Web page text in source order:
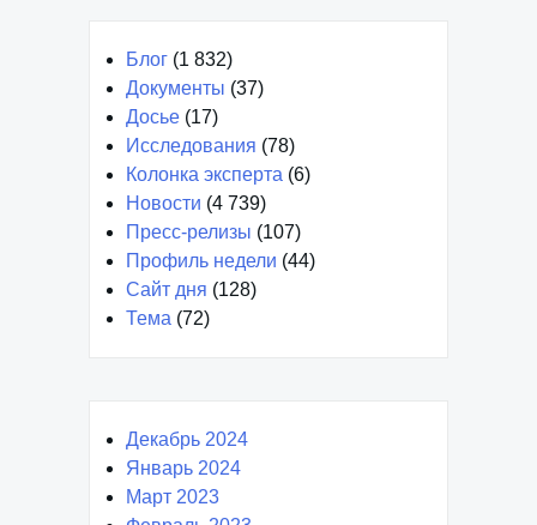
Блог (1 832)
Документы (37)
Досье (17)
Исследования (78)
Колонка эксперта (6)
Новости (4 739)
Пресс-релизы (107)
Профиль недели (44)
Сайт дня (128)
Тема (72)
Декабрь 2024
Январь 2024
Март 2023